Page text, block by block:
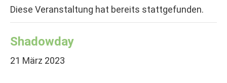
Diese Veranstaltung hat bereits stattgefunden.
Shadowday
21 März 2023